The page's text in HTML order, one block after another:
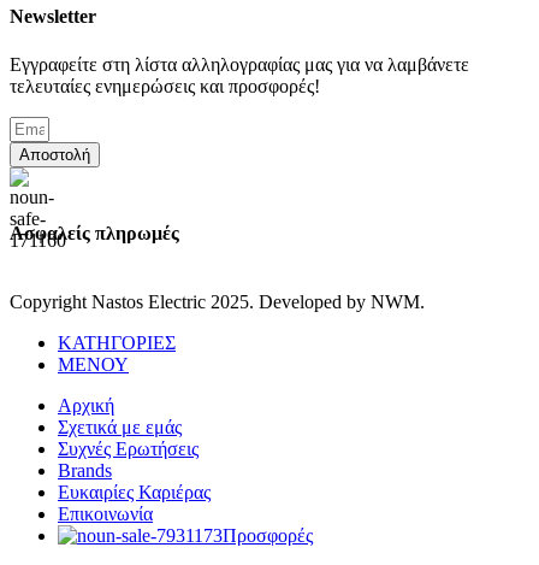
Newsletter
Εγγραφείτε στη λίστα αλληλογραφίας μας για να λαμβάνετε
τελευταίες ενημερώσεις και προσφορές!
Αποστολή
Ασφαλείς πληρωμές
Copyright Nastos Electric 2025. Developed by NWM.
ΚΑΤΗΓΟΡΙΕΣ
ΜΕΝΟΥ
Αρχική
Σχετικά με εμάς
Συχνές Ερωτήσεις
Brands
Ευκαιρίες Καριέρας
Επικοινωνία
Προσφορές